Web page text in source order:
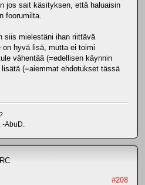
jos sait käsityksen, että haluaisin
foorumilta.
siis mielestäni ihan riittävä
on hyvä lisä, mutta ei toimi
vähentää (=edellisen käynnin
(=aiemmat ehdotukset tässä
AbuD.
#208